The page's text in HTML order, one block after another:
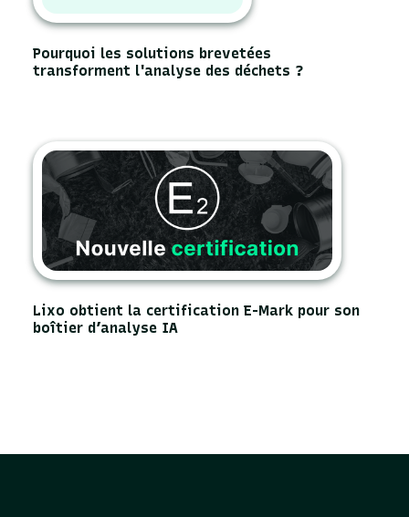
Pourquoi les solutions brevetées
transforment l'analyse des déchets ?
Lixo obtient la certification E-Mark pour son
boîtier d’analyse IA